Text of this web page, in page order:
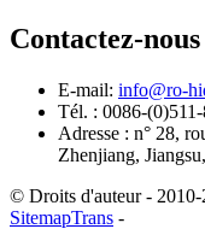
Contactez-nous
E-mail: info@ro-
Tél. : 0086-
Adresse : n° 28,
Zhenjiang,
© Droits d'auteur - 2010-
SitemapTrans -